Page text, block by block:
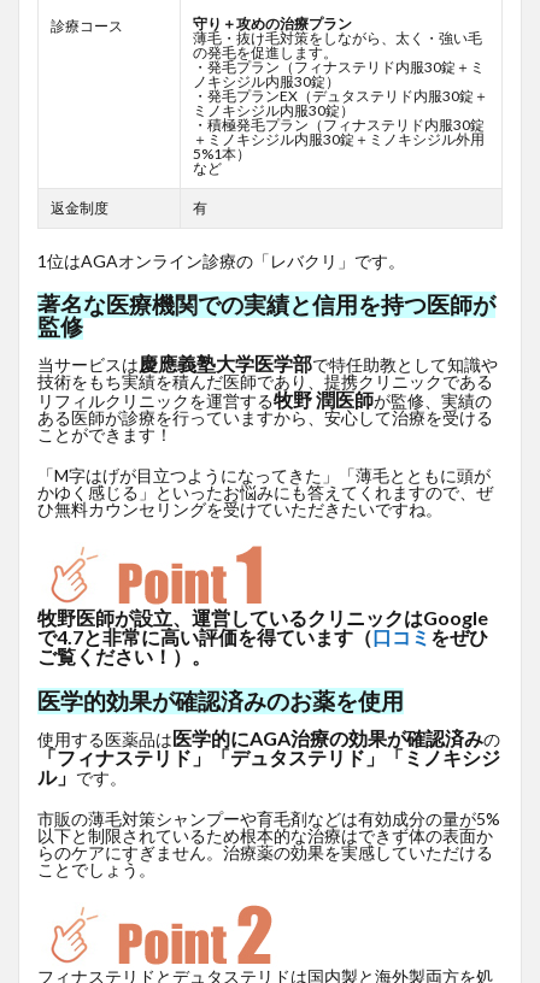
診療コース
守り＋攻めの治療プラン
薄毛・抜け毛対策をしながら、太く・強い毛
の発毛を促進します。
・発毛プラン（フィナステリド内服30錠＋ミ
ノキシジル内服30錠）
・発毛プランEX（デュタステリド内服30錠＋
ミノキシジル内服30錠）
・積極発毛プラン（フィナステリド内服30錠
＋ミノキシジル内服30錠＋ミノキシジル外用
5%1本）
など
返金制度 有
1位はAGAオンライン診療の「レバクリ」です。
著名な医療機関での実績と信用を持つ医師が
監修
当サービスは慶應義塾大学医学部で特任助教として知識や
技術をもち実績を積んだ医師であり、提携クリニックである
リフィルクリニックを運営する牧野 潤医師が監修、実績の
ある医師が診療を行っていますから、安心して治療を受ける
ことができます！
「M字はげが目立つようになってきた」「薄毛とともに頭が
かゆく感じる」といったお悩みにも答えてくれますので、ぜ
ひ無料カウンセリングを受けていただきたいですね。
牧野医師が設立、運営しているクリニックはGoogle
で4.7と非常に高い評価を得ています（口コミ をぜひ
ご覧ください！）。
医学的効果が確認済みのお薬を使用
使用する医薬品は医学的にAGA治療の効果が確認済みの
「フィナステリド」「デュタステリド」「ミノキシジ
ル」 です。
市販の薄毛対策シャンプーや育毛剤などは有効成分の量が5%
以下と制限されているため根本的な治療はできず体の表面か
らのケアにすぎません。治療薬の効果を実感していただける
ことでしょう。
フィナステリドとデュタステリドは国内製と海外製両方を処